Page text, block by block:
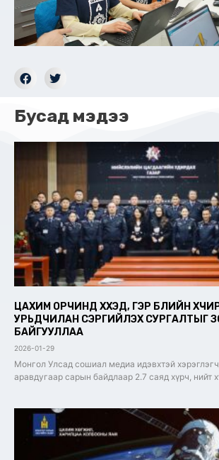
Бусад мэдээ
ЦАХИМ ОРЧИНД ХҮҮХЭД, ГЭР БҮЛИЙН
УРЬДЧИЛАН СЭРГИЙЛЭХ СУРГАЛТЫГ
БАЙГУУЛЛАА
2026-01-29
Монгол Улсад сошиал медиа идэвхтэй
аравдугаар сарын байдлаар 2.7 саяд хүрч, нийт